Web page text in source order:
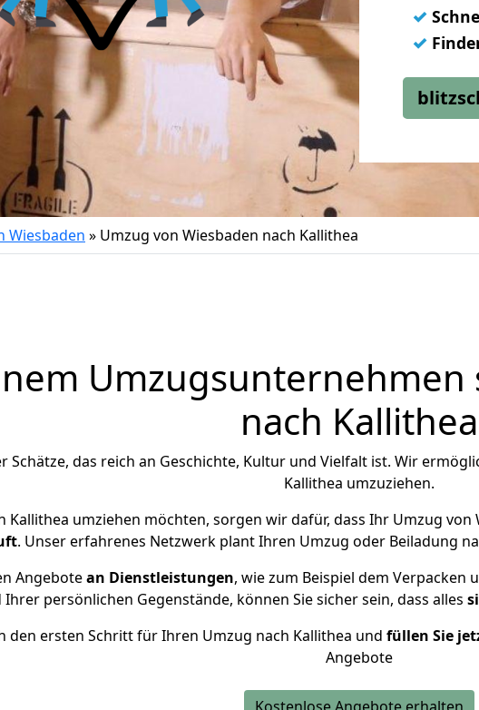
✓
✓
Wiesbaden » Umzug von Wiesbaden nach Kallithea
Umzugsunternehmen
nach Kallithea
Schätze, das reich an Geschichte, Kultur und Vielfalt ist. Wir
Kallithea umzuziehen.
Kallithea umziehen möchten, sorgen wir dafür, dass Ihr Umzug von
. Unser erfahrenes Netzwerk plant Ihren Umzug oder Beiladung
Angebotean Dienstleistungen, wie zum Beispiel dem
persönlichen Gegenstände, können Sie sicher sein, dass alles
den ersten Schritt für Ihren Umzug nach Kallithea und füllen Sie
Angebote